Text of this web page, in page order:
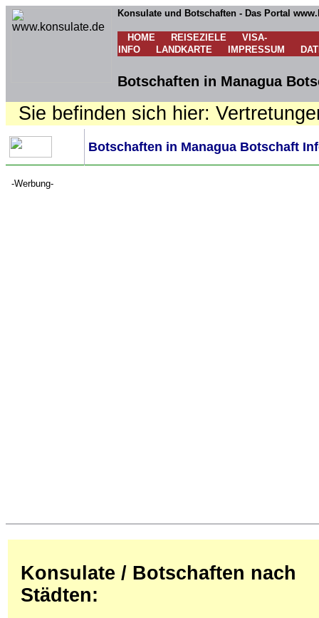
Konsulate und Botschaften - Das Portal
HOME REISEZIELE
VISA-
INFO
LANDKARTE IMPRESSUM
Botschaften in Managua
Sie befinden sich hier:
Botschaften in Managua Botschaft
-Werbung-
Konsulate / Botschaften nach
Städten: